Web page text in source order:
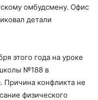
омбудсмену. Офис
детали
этого года на уроке
школы №188 в
Причина конфликта не
физического